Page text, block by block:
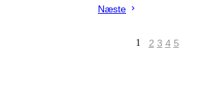
Næste
1 2 3 4 5